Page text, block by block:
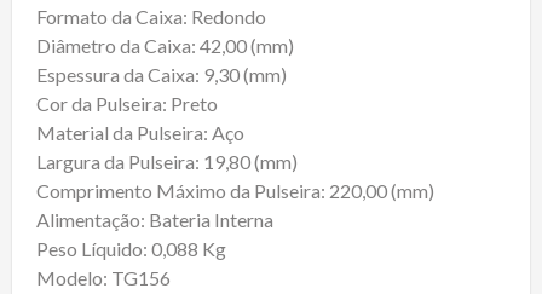
Formato da Caixa: Redondo
Diâmetro da Caixa: 42,00 (mm)
Espessura da Caixa: 9,30 (mm)
Cor da Pulseira: Preto
Material da Pulseira: Aço
Largura da Pulseira: 19,80 (mm)
Comprimento Máximo da Pulseira: 220,00 (mm)
Alimentação: Bateria Interna
Peso Líquido: 0,088 Kg
Modelo: TG156